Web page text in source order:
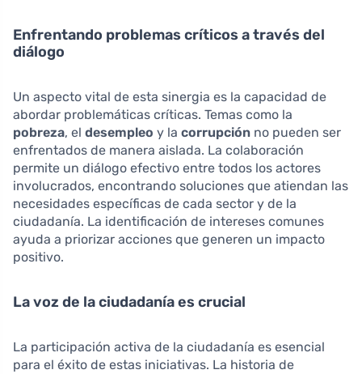
Enfrentando problemas críticos a través del
diálogo
Un aspecto vital de esta sinergia es la capacidad de
abordar problemáticas críticas. Temas como la
pobreza, el desempleo y la corrupción no pueden ser
enfrentados de manera aislada. La colaboración
permite un diálogo efectivo entre todos los actores
involucrados, encontrando soluciones que atiendan las
necesidades específicas de cada sector y de la
ciudadanía. La identificación de intereses comunes
ayuda a priorizar acciones que generen un impacto
positivo.
La voz de la ciudadanía es crucial
La participación activa de la ciudadanía es esencial
para el éxito de estas iniciativas. La historia de